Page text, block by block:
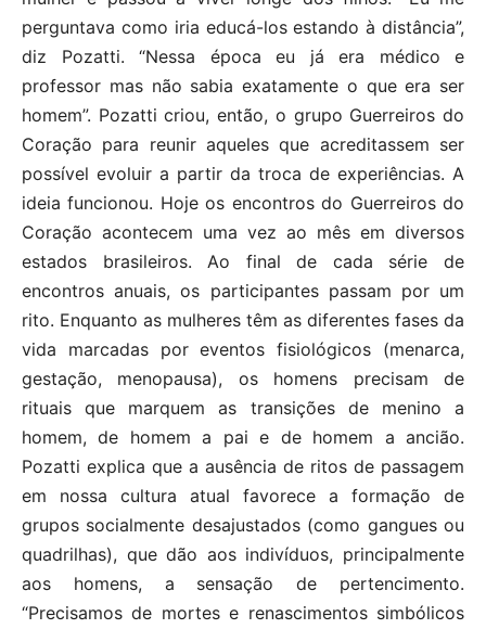
perguntava como iria educá-los estando à distância”,
diz Pozatti. “Nessa época eu já era médico e
professor mas não sabia exatamente o que era ser
homem”. Pozatti criou, então, o grupo Guerreiros do
Coração para reunir aqueles que acreditassem ser
possível evoluir a partir da troca de experiências. A
ideia funcionou. Hoje os encontros do Guerreiros do
Coração acontecem uma vez ao mês em diversos
estados brasileiros. Ao final de cada série de
encontros anuais, os participantes passam por um
rito. Enquanto as mulheres têm as diferentes fases da
vida marcadas por eventos fisiológicos (menarca,
gestação, menopausa), os homens precisam de
rituais que marquem as transições de menino a
homem, de homem a pai e de homem a ancião.
Pozatti explica que a ausência de ritos de passagem
em nossa cultura atual favorece a formação de
grupos socialmente desajustados (como gangues ou
quadrilhas), que dão aos indivíduos, principalmente
aos homens, a sensação de pertencimento.
“Precisamos de mortes e renascimentos simbólicos